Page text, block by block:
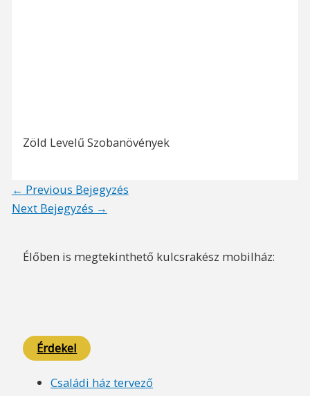
Zöld Levelű Szobanövények
Post
navigation
← Previous Bejegyzés
Next Bejegyzés →
Élőben is megtekinthető kulcsrakész mobilház:
Érdekel
Családi ház tervező